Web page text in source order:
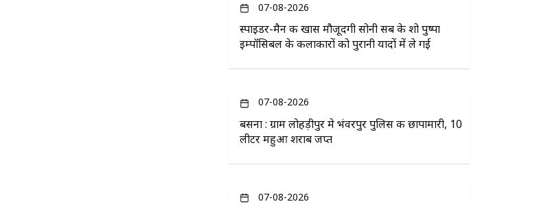
07-08-2026
स्पाइडर-मैन की खास मौजूदगी सोनी सब के शो पुष्पा
इम्पॉसिबल के कलाकारों को पुरानी यादों में ले गई
07-08-2026
बसना : ग्राम लोहड़ीपुर मे भंवरपुर पुलिस की छापामारी, 10
लीटर महुआ शराब जप्त
07-08-2026